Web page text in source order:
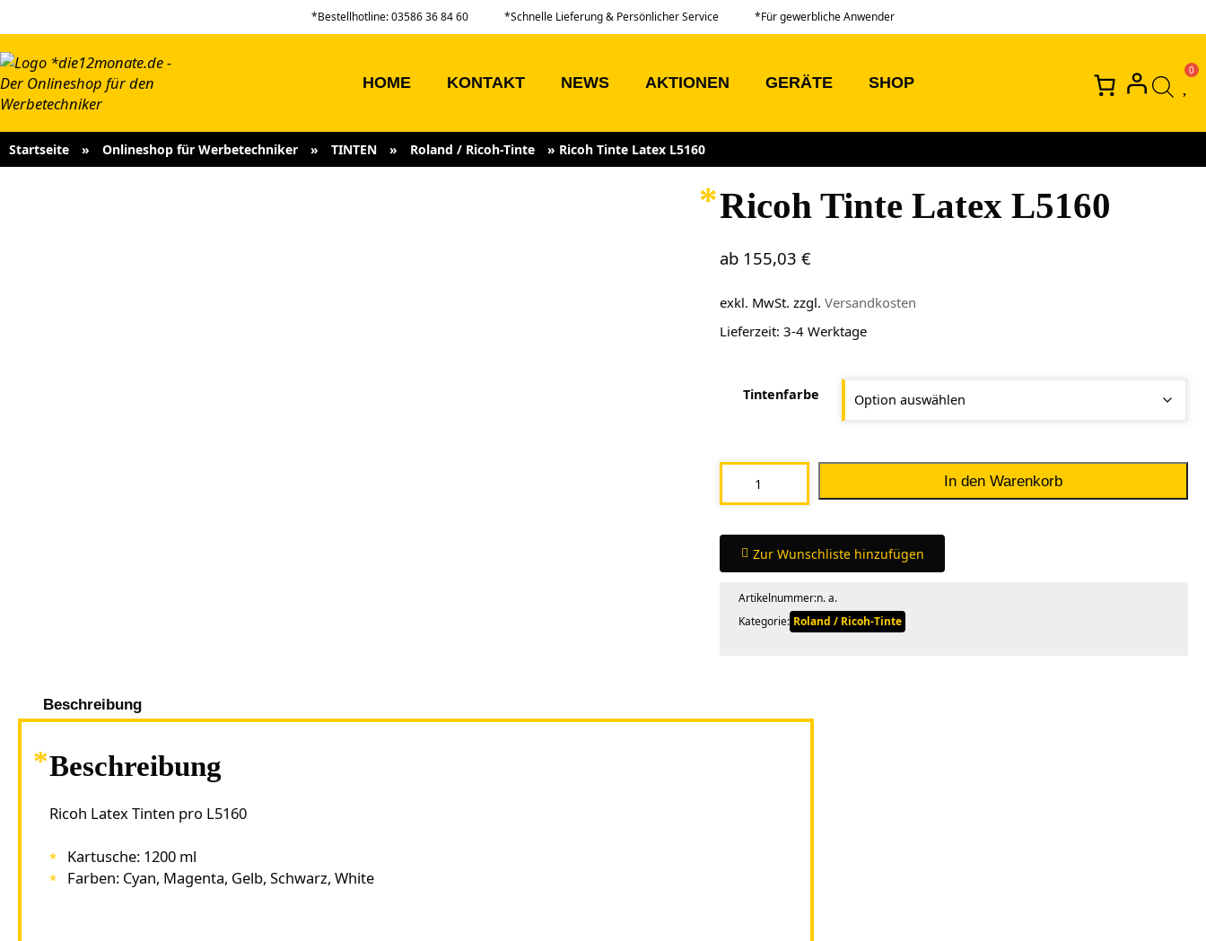
*Bestellhotline: 03586 36 84 60 *Schnelle Lieferung & Persönlicher Service *Für gewerbliche Anwender
HOME KONTAKT NEWS AKTIONEN GERÄTE SHOP
Startseite » Onlineshop für Werbetechniker » TINTEN » Roland / Ricoh-Tinte » Ricoh Tinte Latex L5160
Ricoh Tinte Latex L5160
ab 155,03€
exkl. MwSt. zzgl.Versandkosten
Lieferzeit:3-4 Werktage
Tintenfarbe
Tinte
L5160
Menge
In den Warenkorb
Zur Wunschliste hinzufügen
Artikelnummer:n. a.
Kategorie: Roland / Ricoh-Tinte
Beschreibung
Beschreibung
Ricoh Latex Tinten pro L5160
Kartusche: 1200 ml
Farben: Cyan, Magenta, Gelb, Schwarz, White